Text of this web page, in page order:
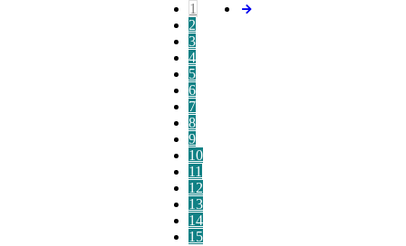
1
2
3
4
5
6
7
8
9
10
11
12
13
14
15